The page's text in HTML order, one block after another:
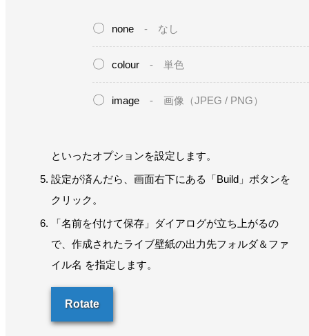
none - なし
colour - 単色
image - 画像（JPEG / PNG）
といったオプションを設定します。
設定が済んだら、画面右下にある「Build」ボタンを
クリック。
「名前を付けて保存」ダイアログが立ち上がるの
で、作成されたライブ壁紙の出力先フォルダ＆ファ
イル名 を指定します。
Rotate